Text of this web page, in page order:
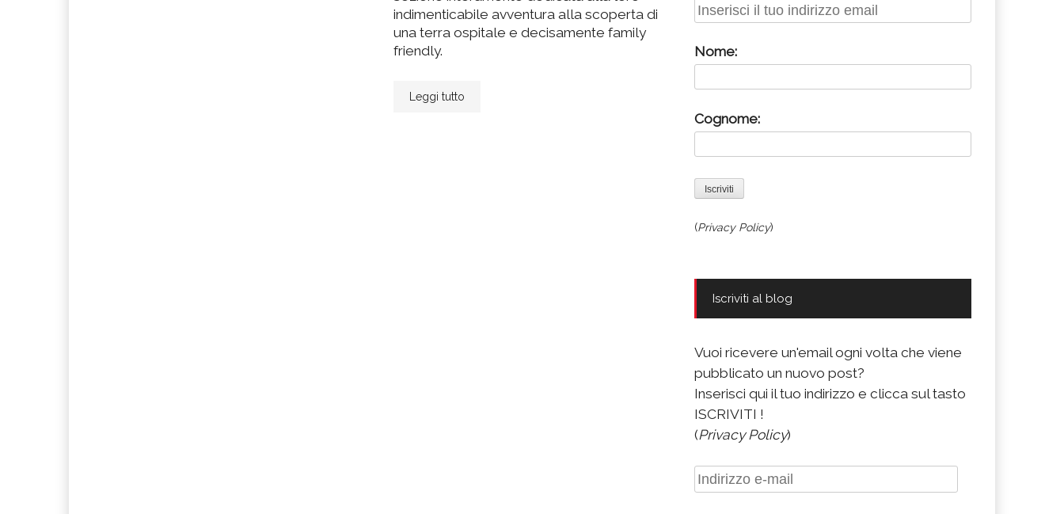
indimenticabile avventura alla scoperta di
una terra ospitale e decisamente family
friendly.
Leggi tutto
Nome:
Cognome:
(Privacy Policy)
Iscriviti al blog
Vuoi ricevere un'email ogni volta che viene
pubblicato un nuovo post?
Inserisci qui il tuo indirizzo e clicca sul tasto
ISCRIVITI !
(Privacy Policy)
Indirizzo
e-